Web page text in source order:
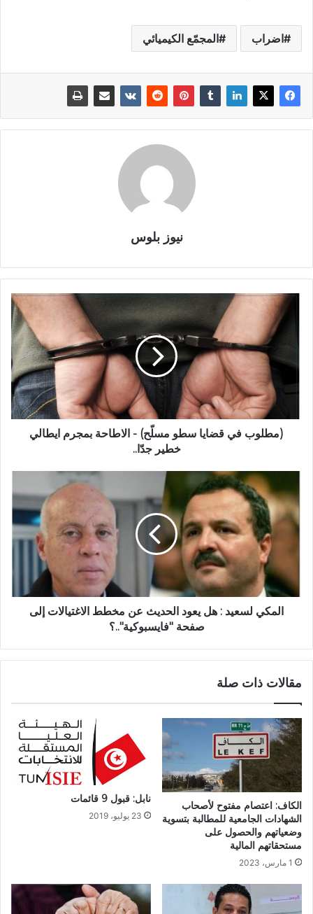
اضراب المجمّع الكيميائي
نيوز بلوس
(مطلوب في قضايا سطو مسلّح) - الاطاحة بمجرم ايطالي
خطير جدّا..
المكي لسعيد : هل يعود الحديث عن مخطط الاغتيالات إلى
صفحة "فايسبوكية"..؟
مقالات ذات صلة
الكاف: اعتصام مفتوح لأصحاب
الشهادات الجامعية للمطالبة بتسوية
وضعياتهم والحصول على
مستحقاتهم المالية
1 مارس، 2023
نابل: قبول 9 قائمات
23 يوليو، 2019